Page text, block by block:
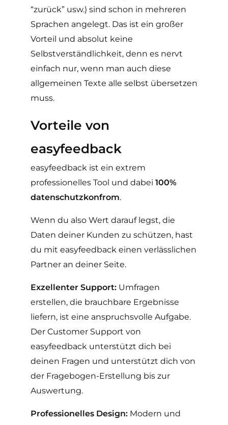
“zurück” usw.) sind schon in mehreren
Sprachen angelegt. Das ist ein großer
Vorteil und absolut keine
Selbstverständlichkeit, denn es nervt
einfach nur, wenn man auch diese
allgemeinen Texte alle selbst übersetzen
muss.
Vorteile von
easyfeedback
easyfeedback ist ein extrem
professionelles Tool und dabei 100%
datenschutzkonfrom.
Wenn du also Wert darauf legst, die
Daten deiner Kunden zu schützen, hast
du mit easyfeedback einen verlässlichen
Partner an deiner Seite.
Exzellenter Support: Umfragen
erstellen, die brauchbare Ergebnisse
liefern, ist eine anspruchsvolle Aufgabe.
Der Customer Support von
easyfeedback unterstützt dich bei
deinen Fragen und unterstützt dich von
der Fragebogen-Erstellung bis zur
Auswertung.
Professionelles Design: Modern und